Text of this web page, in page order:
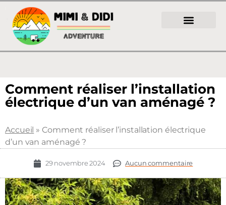
Comment réaliser l’installation
électrique d’un van aménagé ?
Accueil » Comment réaliser l’installation électrique
d’un van aménagé ?
29 novembre 2024 Aucun commentaire